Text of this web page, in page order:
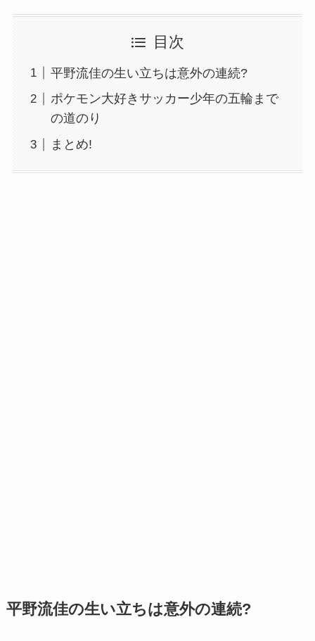
目次
平野流佳の生い立ちは意外の連続?
ポケモン大好きサッカー少年の五輪まで
の道のり
まとめ!
平野流佳の生い立ちは意外の連続?